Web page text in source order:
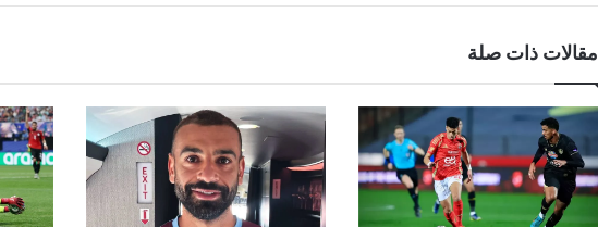
مقالات ذات صلة